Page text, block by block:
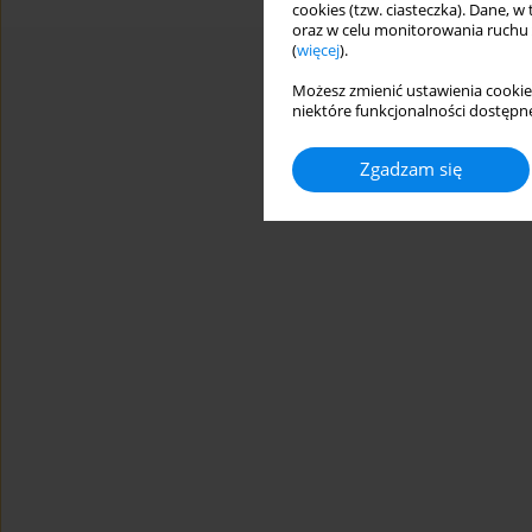
cookies (tzw. ciasteczka). Dane,
oraz w celu monitorowania ruchu
(więcej).
Możesz zmienić ustawienia
niektóre funkcjonalności
Zgadzam się